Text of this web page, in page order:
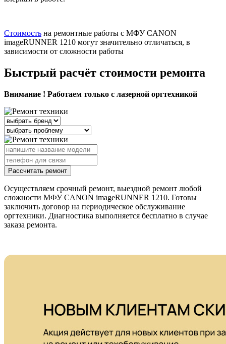
Стоимость на ремонтные работы с МФУ CANON
imageRUNNER 1210 могут значительно отличаться, в
зависимости от сложности работы
Быстрый расчёт стоимости ремонта
Внимание ! Работаем только с лазерной оргтехникой
Рассчитать ремонт
Осуществляем срочный ремонт, выездной ремонт любой
сложности МФУ CANON imageRUNNER 1210. Готовы
заключить договор на периодическое обслуживание
оргтехники. Диагностика выполняется бесплатно в случае
заказа ремонта.